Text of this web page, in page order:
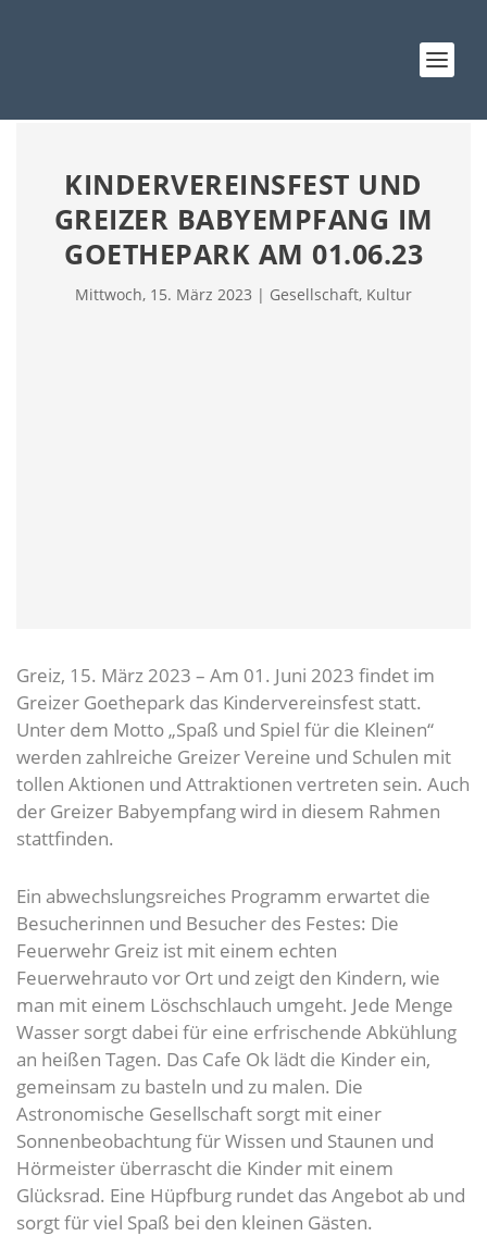
KINDERVEREINSFEST UND
GREIZER BABYEMPFANG IM
GOETHEPARK AM 01.06.23
Mittwoch, 15. März 2023 | Gesellschaft, Kultur
Greiz, 15. März 2023 – Am 01. Juni 2023 findet im
Greizer Goethepark das Kindervereinsfest statt.
Unter dem Motto „Spaß und Spiel für die Kleinen“
werden zahlreiche Greizer Vereine und Schulen mit
tollen Aktionen und Attraktionen vertreten sein. Auch
der Greizer Babyempfang wird in diesem Rahmen
stattfinden.
Ein abwechslungsreiches Programm erwartet die
Besucherinnen und Besucher des Festes: Die
Feuerwehr Greiz ist mit einem echten
Feuerwehrauto vor Ort und zeigt den Kindern, wie
man mit einem Löschschlauch umgeht. Jede Menge
Wasser sorgt dabei für eine erfrischende Abkühlung
an heißen Tagen. Das Cafe Ok lädt die Kinder ein,
gemeinsam zu basteln und zu malen. Die
Astronomische Gesellschaft sorgt mit einer
Sonnenbeobachtung für Wissen und Staunen und
Hörmeister überrascht die Kinder mit einem
Glücksrad. Eine Hüpfburg rundet das Angebot ab und
sorgt für viel Spaß bei den kleinen Gästen.